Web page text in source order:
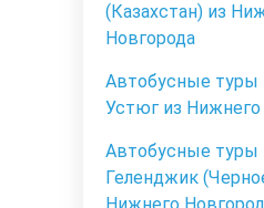
(Казахстан) из
Новгорода
Автобусные туры
Устюг из Нижнего
Автобусные туры
Геленджик